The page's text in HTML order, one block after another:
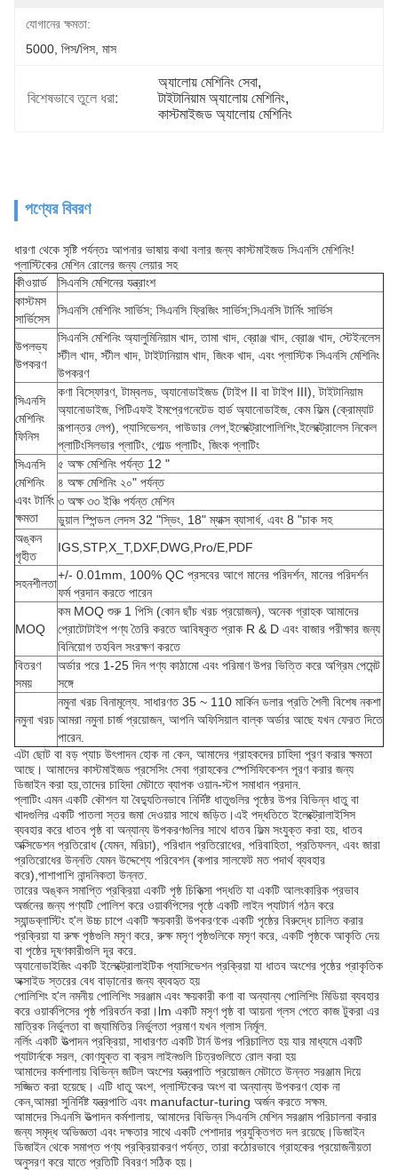
যোগানের ক্ষমতা:
5000, পিস/পিস, মাস
বিশেষভাবে তুলে ধরা:
অ্যালোয় মেশিনিং সেবা,
টাইটানিয়াম অ্যালোয় মেশিনিং,
কাস্টমাইজড অ্যালোয় মেশিনিং
পণ্যের বিবরণ
ধারণা থেকে সৃষ্টি পর্যন্তঃ আপনার ভাষায় কথা বলার জন্য কাস্টমাইজড সিএনসি মেশিনিং!
প্লাস্টিকের মেশিন রোলের জন্য লেয়ার সহ
কীওয়ার্ড
সিএনসি মেশিনের যন্ত্রাংশ
কাস্টমস
সার্ভিসেস
সিএনসি মেশিনিং সার্ভিস; সিএনসি ফ্রিজিং সার্ভিস;সিএনসি টার্নিং সার্ভিস
উপলভ্য
উপকরণ
সিএনসি মেশিনিং অ্যালুমিনিয়াম খাদ, তামা খাদ, ব্রোঞ্জ খাদ, ব্রোঞ্জ খাদ, স্টেইনলেস
স্টীল খাদ, স্টীল খাদ, টাইটানিয়াম খাদ, জিংক খাদ, এবং প্লাস্টিক সিএনসি মেশিনিং
উপকরণ
সিএনসি
মেশিনিং
ফিনিস
কণা বিস্ফোরণ, টাম্বলড, অ্যানোডাইজড (টাইপ II বা টাইপ III), টাইটানিয়াম
অ্যানোডাইজ, পিটিএফই ইমপ্রেগনেটেড হার্ড অ্যানোডাইজ, কেম ফিল্ম (ক্রোম্যাট
রূপান্তর লেপ), প্যাসিভেশন, পাউডার লেপ,ইলেক্ট্রোপোলিশিং,ইলেক্ট্রোলেস নিকেল
প্লাটিংসিলভার প্লাটিং, গোল্ড প্লাটিং, জিংক প্লাটিং
সিএনসি
মেশিনিং
এবং টার্নিং
ক্ষমতা
৫ অক্ষ মেশিনিং পর্যন্ত 12 "
৪ অক্ষ মেশিনিং ২০" পর্যন্ত
৩ অক্ষ ৩৩ ইঞ্চি পর্যন্ত মেশিন
ডুয়াল স্পিন্ডল লেদস 32 "স্ভিং, 18" ম্যাক্স ব্যাসার্ধ, এবং 8 "চাক সহ
অঙ্কন
গৃহীত
IGS,STP,X_T,DXF,DWG,Pro/E,PDF
সহনশীলতা
+/- 0.01mm, 100% QC প্রসবের আগে মানের পরিদর্শন, মানের পরিদর্শন
ফর্ম প্রদান করতে পারেন
MOQ
কম MOQ শুরু 1 পিসি (কোন ছাঁচ খরচ প্রয়োজন), অনেক গ্রাহক আমাদের
প্রোটোটাইপ পণ্য তৈরি করতে আবিষ্কৃত প্রাক R & D এবং বাজার পরীক্ষার জন্য
বিনিয়োগ তহবিল সংরক্ষণ করতে
বিতরণ
সময়
অর্ডার পরে 1-25 দিন পণ্য কাঠামো এবং পরিমাণ উপর ভিত্তি করে অগ্রিম পেমেন্ট
সঙ্গে
নমুনা খরচ
নমুনা খরচ বিনামূল্যে. সাধারণত 35 ~ 110 মার্কিন ডলার প্রতি শৈলী বিশেষ নকশা
আমরা নমুনা চার্জ প্রয়োজন, আপনি অফিসিয়াল বাল্ক অর্ডার আছে যখন ফেরত দিতে
পারেন.
এটা ছোট বা বড় প্যাচ উৎপাদন হোক না কেন, আমাদের গ্রাহকদের চাহিদা পূরণ করার ক্ষমতা
আছে। আমাদের কাস্টমাইজড প্রসেসিং সেবা গ্রাহকের স্পেসিফিকেশন পূরণ করার জন্য
ডিজাইন করা হয়,তাদের চাহিদা মেটাতে ব্যাপক ওয়ান-স্টপ সমাধান প্রদান.
প্লাটিং এমন একটি কৌশল যা বৈদ্যুতিনভাবে নির্দিষ্ট ধাতুগুলির পৃষ্ঠের উপর বিভিন্ন ধাতু বা
খাদগুলির একটি পাতলা স্তর জমা দেওয়ার সাথে জড়িত।এই পদ্ধতিতে ইলেক্ট্রোলাইসিস
ব্যবহার করে ধাতব পৃষ্ঠ বা অন্যান্য উপকরণগুলির সাথে ধাতব ফিল্ম সংযুক্ত করা হয়, ধাতব
অক্সিডেশন প্রতিরোধ (যেমন, মরিচা), পরিধান প্রতিরোধের, পরিবাহিতা, প্রতিফলন, এবং জারা
প্রতিরোধের উন্নতি যেমন উদ্দেশ্যে পরিবেশন (কপার সালফেট মত পদার্থ ব্যবহার
করে),পাশাপাশি নান্দনিকতা উন্নত.
তারের অঙ্কন সমাপ্তি প্রক্রিয়া একটি পৃষ্ঠ চিকিত্সা পদ্ধতি যা একটি আলংকারিক প্রভাব
অর্জনের জন্য পণ্যটি পোলিশ করে ওয়ার্কপিসের পৃষ্ঠে একটি লাইন প্যাটার্ন গঠন করে
স্যান্ডব্লাস্টিং হ'ল উচ্চ চাপে একটি ক্ষয়কারী উপকরণকে একটি পৃষ্ঠের বিরুদ্ধে চালিত করার
প্রক্রিয়া যা রুক্ষ পৃষ্ঠগুলি মসৃণ করে, রুক্ষ মসৃণ পৃষ্ঠগুলিকে মসৃণ করে, একটি পৃষ্ঠকে আকৃতি দেয়
বা পৃষ্ঠের দূষণকারীগুলি দূর করে.
অ্যানোডাইজিং একটি ইলেক্ট্রোলাইটিক প্যাসিভেশন প্রক্রিয়া যা ধাতব অংশের পৃষ্ঠের প্রাকৃতিক
অক্সাইড স্তরের বেধ বাড়ানোর জন্য ব্যবহৃত হয়
পোলিশিং হ'ল নমনীয় পোলিশিং সরঞ্জাম এবং ক্ষয়কারী কণা বা অন্যান্য পোলিশিং মিডিয়া ব্যবহার
করে ওয়ার্কপিসের পৃষ্ঠ পরিবর্তন করা।lm একটি মসৃণ পৃষ্ঠ বা আয়না গ্লস পেতে কাজ টুকরা এর
মাত্রিক নির্ভুলতা বা জ্যামিতির নির্ভুলতা প্রমাণ যখন গ্লাস নির্মূল.
নর্লিং একটি উত্পাদন প্রক্রিয়া, সাধারণত একটি টার্ন উপর পরিচালিত হয় যার মাধ্যমে একটি
প্যাটার্নকে সরল, কোণযুক্ত বা ক্রস লাইনগুলি চিত্রগুলিতে রোল করা হয়
আমাদের কর্মশালায় বিভিন্ন জটিল অংশের যন্ত্রপাতি প্রয়োজন মেটাতে উন্নত সরঞ্জাম দিয়ে
সজ্জিত করা হয়েছে। এটি ধাতু অংশ, প্লাস্টিকের অংশ বা অন্যান্য উপকরণ হোক না
কেন,আমরা সুনির্দিষ্ট যন্ত্রপাতি এবং manufactur-turing অর্জন করতে সক্ষম.
আমাদের সিএনসি উত্পাদন কর্মশালায়, আমাদের বিভিন্ন সিএনসি মেশিন সরঞ্জাম পরিচালনা করার
জন্য সমৃদ্ধ অভিজ্ঞতা এবং দক্ষতার সাথে একটি পেশাদার প্রযুক্তিগত দল রয়েছে।ডিজাইন
ডিজাইন থেকে সমাপ্ত পণ্য প্রক্রিয়াকরণ পর্যন্ত, তারা কঠোরভাবে গ্রাহকের প্রয়োজনীয়তা
অনুসরণ করে যাতে প্রতিটি বিবরণ সঠিক হয়।